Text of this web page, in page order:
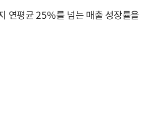
연평균 25%를 넘는 매출 성장률을